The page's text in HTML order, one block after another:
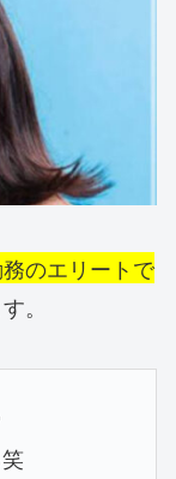
のエリートで
。